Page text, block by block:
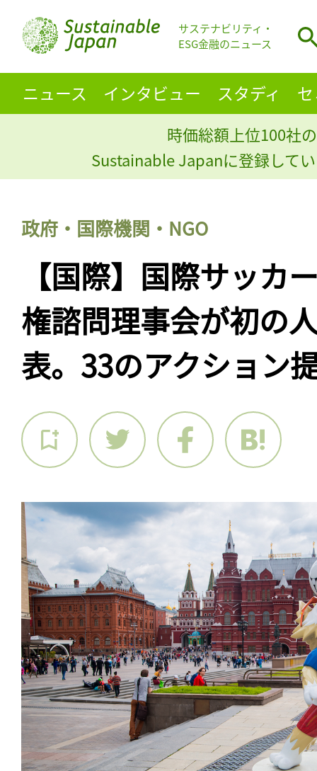
サステナビリティ・
ESG金融のニュース
ニュース インタビュー スタディ
時価総額上位100社
Sustainable Japanに登録して
政府・国際機関・NGO
【国際】国際サッカ
権諮問理事会が初の
表。33のアクション